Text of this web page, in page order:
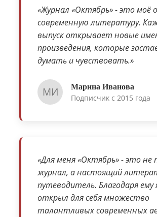
«Журнал «Октябрь» - это моё
современную литературу.
выпуск открывает новые
произведения, которые
думать и чувствовать.»
МИ Марина Иванова
Подписчик с 2015 года
«Для меня «Октябрь» - это не
журнал, а настоящий
путеводитель. Благодаря ему
открыл для себя множество
талантливых современных